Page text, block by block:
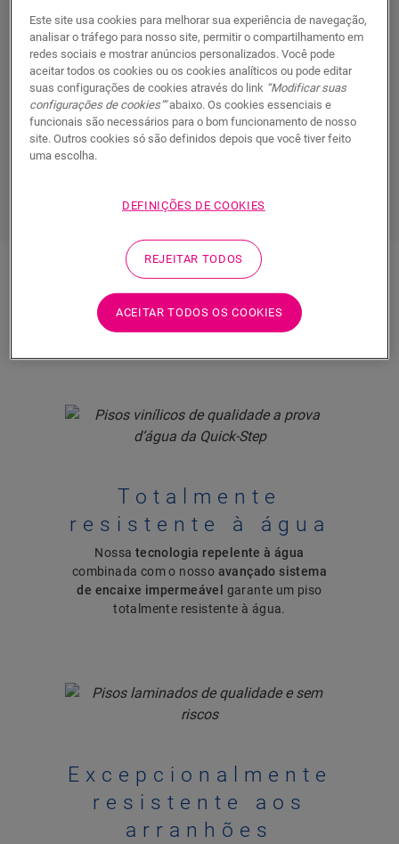
criação de pisos. Combinamosa tecnologia repelente
à águacom as nossas revolucionárias soluções de
superfície Stain e Scratch Guardpara oferecer a
máxima proteção. Ao fazer isso, garantimos que o
piso vinílico pode aguentar a agitação do cotidiano,
todos os dias, ao longo dos anos.
COMO GARANTIMOS
ESSA SATISFAÇÃO DE
LONGO PRAZO
Totalmente
resistente à água
Nossa tecnologia repelente à água
combinada com o nosso avançado sistema
de encaixe impermeável
garante um piso
totalmente resistente à água.
Excepcionalmente
resistente aos
arranhões
Este site usa cookies para melhorar sua experiência de navegação,
analisar o tráfego para nosso site, permitir o compartilhamento em
redes sociais e mostrar anúncios personalizados. Você pode
aceitar todos os cookies ou os cookies analíticos ou pode editar
suas configurações de cookies através do link “Modificar suas
configurações de cookies""abaixo. Os cookies essenciais e
funcionais são necessários para o bom funcionamento de nosso
site. Outros cookies só são definidos depois que você tiver feito
uma escolha.
DEFINIÇÕES DE COOKIES
REJEITAR TODOS
ACEITAR TODOS OS COOKIES